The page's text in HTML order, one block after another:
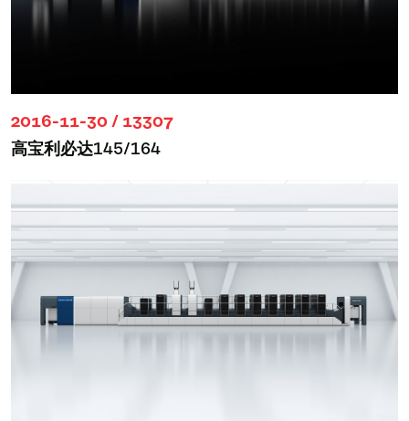
2016-11-30 / 13307
高宝利必达145/164